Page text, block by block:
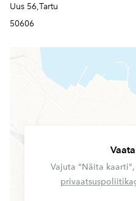
Uus 56,Tartu
50606
Vajuta "Näita